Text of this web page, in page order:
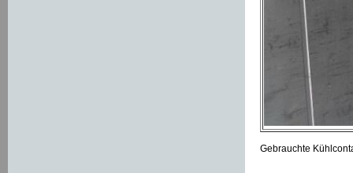
Gebrauchte